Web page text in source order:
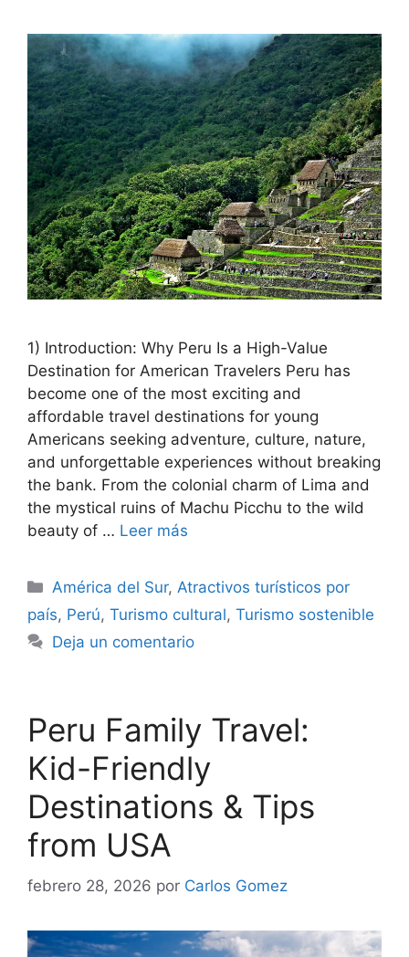
1) Introduction: Why Peru Is a High-Value
Destination for American Travelers Peru has
become one of the most exciting and
affordable travel destinations for young
Americans seeking adventure, culture, nature,
and unforgettable experiences without breaking
the bank. From the colonial charm of Lima and
the mystical ruins of Machu Picchu to the wild
beauty of … Leer más
Categorías
América del Sur,Atractivos turísticos por
país, Perú, Turismo cultural, Turismo sostenible
Deja un comentario
Peru Family Travel:
Kid-Friendly
Destinations & Tips
from USA
febrero 28, 2026 por Carlos Gomez